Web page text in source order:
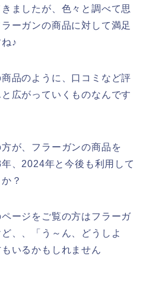
ましたが、色々と調べて思
ーガンの商品に対して満足
♪
品のように、口コミなど評
広がっていくものなんです
が、フラーガンの商品を
、2024年と今後も利用して
？
ージをご覧の方はフラーガ
、、「う～ん、どうしよ
いるかもしれません